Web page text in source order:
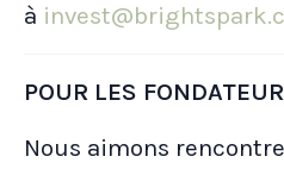
à
POUR LES
Nous aimons